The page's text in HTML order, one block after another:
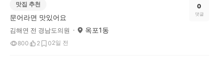
맛집 추천
문어라면 맛있어요
김해연 전 경남도의원 옥포1동
800 2 02일 전
0
댓글